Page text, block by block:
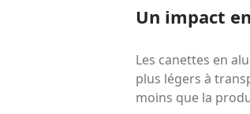
Un impact
Les canettes en
plus légers à
moins que la